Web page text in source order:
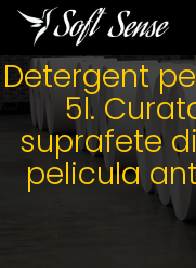
Detergent
5l.
suprafete
pelicula